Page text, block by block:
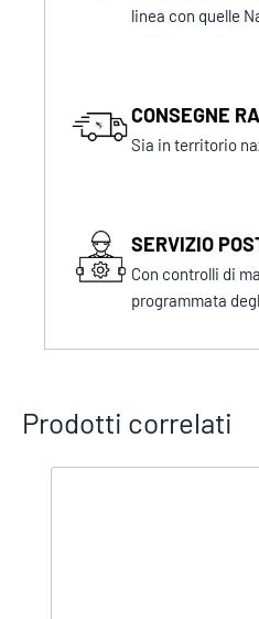
linea con quelle
CONSEGNE
Sia in territorio
SERVIZIO
Con controlli di
programmata
Prodotti correlati